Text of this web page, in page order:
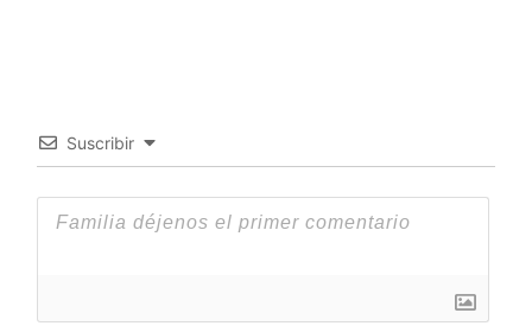
Suscribir